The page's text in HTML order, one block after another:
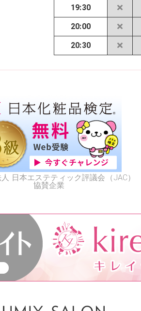
19:30
20:00
20:30
日本エステティック評議会（JAC）
協賛企業